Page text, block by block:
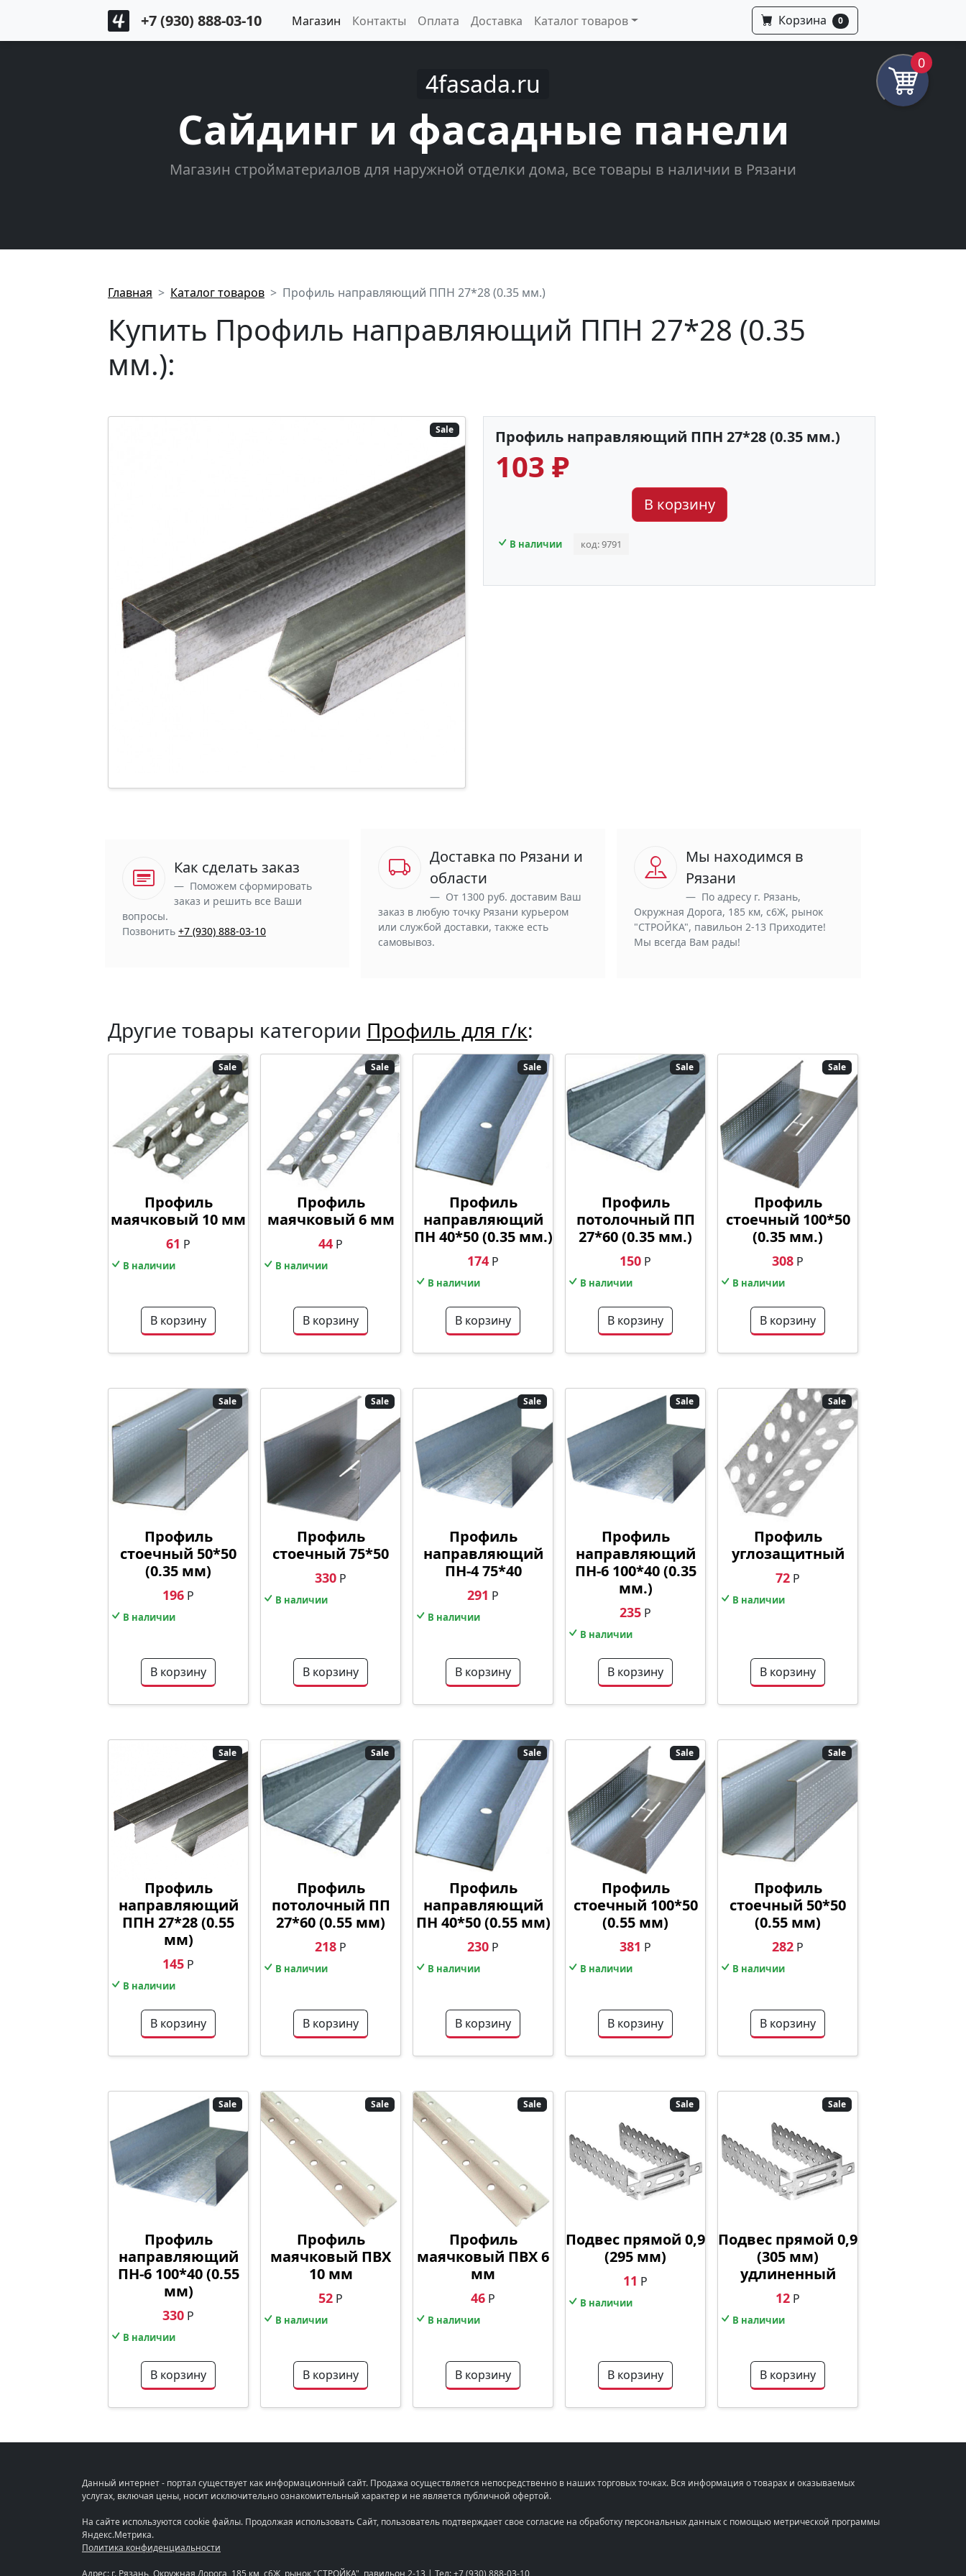
+7 (930) 888-03-10 Магазин Контакты Оплата Доставка Каталог товаров Корзина 0
4fasada.ru
Сайдинг и фасадные панели
Магазин стройматериалов для наружной отделки дома, все товары в наличии в Рязани
Главная Каталог товаров Профиль направляющий ППН 27*28 (0.35 мм.)
Купить Профиль направляющий ППН 27*28 (0.35
мм.):
Sale Профиль направляющий ППН 27*28 (0.35 мм.)
103 ₽
В корзину
В наличии код: 9791
Как сделать заказ
Поможем сформировать
заказ и решить все Ваши
вопросы.
Позвонить +7 (930) 888-03-10
Доставка по Рязани и
области
От 1300 руб. доставим Ваш
заказ в любую точку Рязани курьером
или службой доставки, также есть
самовывоз.
Мы находимся в
Рязани
По адресу г. Рязань,
Окружная Дорога, 185 км, с6Ж, рынок
"СТРОЙКА", павильон 2-13 Приходите!
Мы всегда Вам рады!
Другие товары категории Профиль для г/к:
Sale
Профиль
маячковый 10 мм
61 Р
В наличии
В корзину
Sale
Профиль
маячковый 6 мм
44 Р
В наличии
В корзину
Sale
Профиль
направляющий
ПН 40*50 (0.35 мм.)
174 Р
В наличии
В корзину
Sale
Профиль
потолочный ПП
27*60 (0.35 мм.)
150 Р
В наличии
В корзину
Sale
Профиль
стоечный 100*50
(0.35 мм.)
308 Р
В наличии
В корзину
Sale
Профиль
стоечный 50*50
(0.35 мм)
196 Р
В наличии
В корзину
Sale
Профиль
стоечный 75*50
330 Р
В наличии
В корзину
Sale
Профиль
направляющий
ПН-4 75*40
291 Р
В наличии
В корзину
Sale
Профиль
направляющий
ПН-6 100*40 (0.35
мм.)
235 Р
В наличии
В корзину
Sale
Профиль
углозащитный
72 Р
В наличии
В корзину
Sale
Профиль
направляющий
ППН 27*28 (0.55
мм)
145 Р
В наличии
В корзину
Sale
Профиль
потолочный ПП
27*60 (0.55 мм)
218 Р
В наличии
В корзину
Sale
Профиль
направляющий
ПН 40*50 (0.55 мм)
230 Р
В наличии
В корзину
Sale
Профиль
стоечный 100*50
(0.55 мм)
381 Р
В наличии
В корзину
Sale
Профиль
стоечный 50*50
(0.55 мм)
282 Р
В наличии
В корзину
Sale
Профиль
направляющий
ПН-6 100*40 (0.55
мм)
330 Р
В наличии
В корзину
Sale
Профиль
маячковый ПВХ
10 мм
52 Р
В наличии
В корзину
Sale
Профиль
маячковый ПВХ 6
мм
46 Р
В наличии
В корзину
Sale
Подвес прямой 0,9
(295 мм)
11 Р
В наличии
В корзину
Sale
Подвес прямой 0,9
(305 мм)
удлиненный
12 Р
В наличии
В корзину
Данный интернет - портал существует как информационный сайт. Продажа осуществляется непосредственно в наших торговых точках. Вся информация о товарах и оказываемых
услугах, включая цены, носит исключительно ознакомительный характер и не является публичной офертой.
На сайте используются cookie файлы. Продолжая использовать Сайт, пользователь подтверждает свое согласие на обработку персональных данных с помощью метрической программы
Яндекс.Метрика.
Политика конфиденциальности
Адрес: г. Рязань, Окружная Дорога, 185 км, с6Ж, рынок "СТРОЙКА", павильон 2-13 | Тел: +7 (930) 888-03-10
0